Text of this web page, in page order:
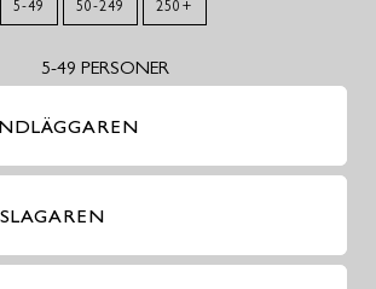
5-49 50-249 250+
5-49 PERSONER